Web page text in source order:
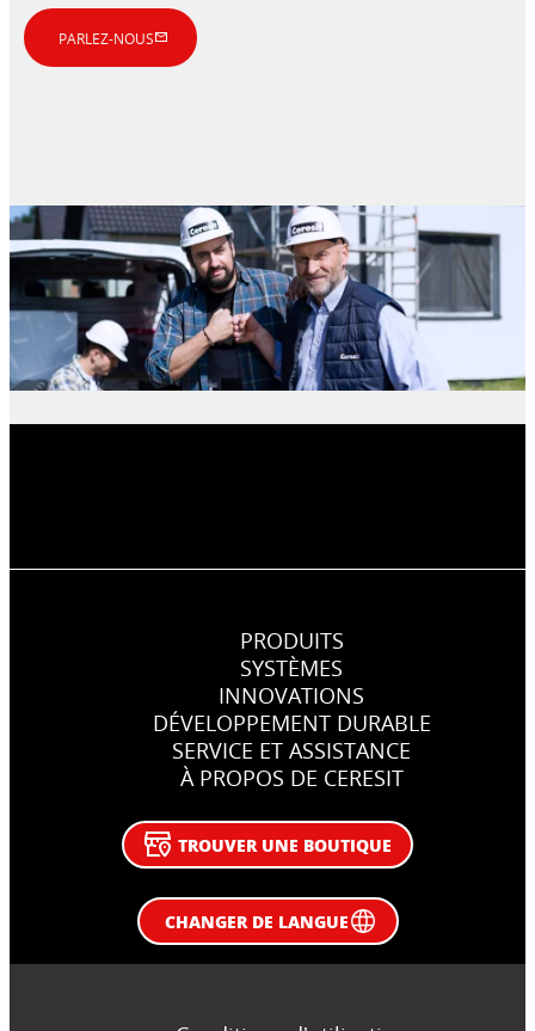
PARLEZ-NOUS
PRODUITS
SYSTÈMES
INNOVATIONS
DÉVELOPPEMENT DURABLE
SERVICE ET ASSISTANCE
À PROPOS DE CERESIT
TROUVER UNE BOUTIQUE
CHANGER DE LANGUE